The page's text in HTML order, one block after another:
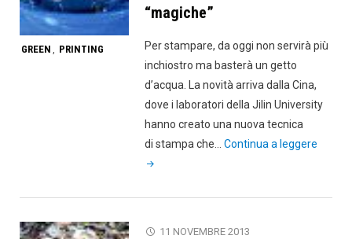
GREEN , PRINTING
“magiche”
Per stampare, da oggi non servirà più
inchiostro ma basterà un getto
d’acqua. La novità arriva dalla Cina,
dove i laboratori della Jilin University
hanno creato una nuova tecnica
di stampa che…Continua a leggere
11 NOVEMBRE 2013